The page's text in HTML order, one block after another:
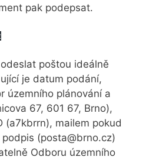
pak podepsat.
poštou ideálně
je datum podání,
územního plánování a
67, 601 67, Brno),
(a7kbrrn), mailem pokud
(posta@brno.cz)
Odboru územního